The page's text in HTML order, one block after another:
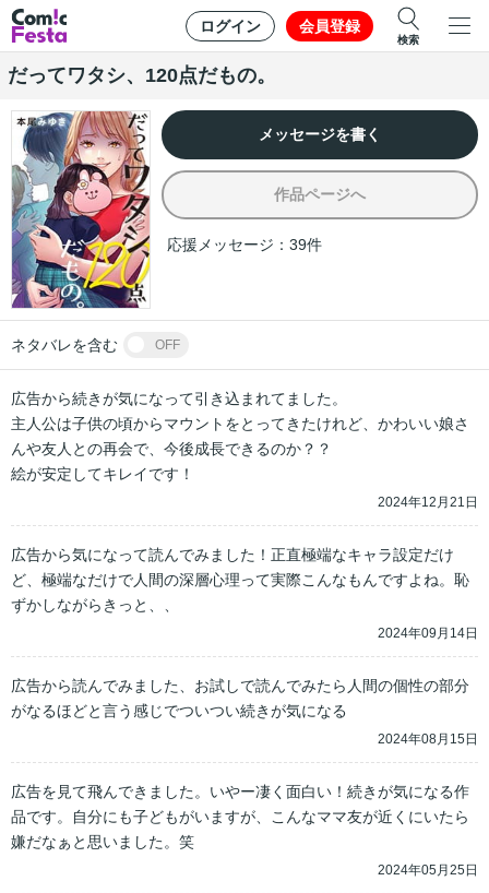
ログイン 会員登録
検索
だってワタシ、120点だもの。
メッセージを書く
作品ページへ
応援メッセージ：39件
ネタバレを含む OFF
広告から続きが気になって引き込まれてました。
主人公は子供の頃からマウントをとってきたけれど、かわいい娘さ
んや友人との再会で、今後成長できるのか？？
絵が安定してキレイです！
2024年12月21日
広告から気になって読んでみました！正直極端なキャラ設定だけ
ど、極端なだけで人間の深層心理って実際こんなもんですよね。恥
ずかしながらきっと、、
2024年09月14日
広告から読んでみました、お試しで読んでみたら人間の個性の部分
がなるほどと言う感じでついつい続きが気になる
2024年08月15日
広告を見て飛んできました。いやー凄く面白い！続きが気になる作
品です。自分にも子どもがいますが、こんなママ友が近くにいたら
嫌だなぁと思いました。笑
2024年05月25日